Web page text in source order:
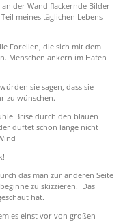
der Wand flackernde Bilder
meines täglichen Lebens
Forellen, die sich mit dem
Menschen ankern im Hafen
sie sagen, dass sie
zu wünschen.
Brise durch den blauen
duftet schon lange nicht
das man zur anderen Seite
zu skizzieren. Das
hat.
es einst vor von großen